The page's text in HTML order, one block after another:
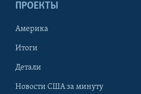
ПРОЕКТЫ
Америка
Итоги
Детали
Новости США за минуту